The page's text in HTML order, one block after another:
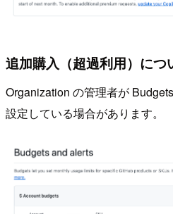
追加購入（超過利用）につ
Organization の管理者が
設定している場合があります。